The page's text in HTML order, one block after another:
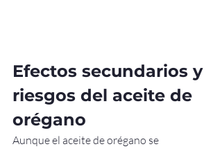
Efectos secundarios y
riesgos del aceite de
orégano
Aunque el aceite de orégano se